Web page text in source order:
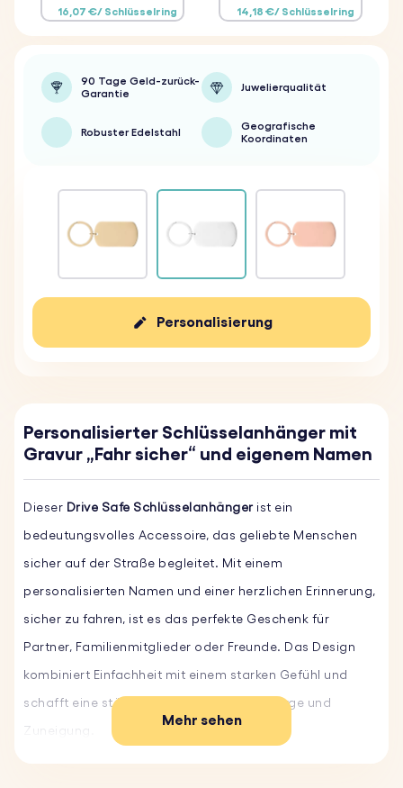
16,07 €/ Schlüsselring 14,18 €/ Schlüsselring
90 Tage Geld-zurück-
Garantie
Juwelierqualität
Robuster Edelstahl
Geografische
Koordinaten
Personalisierung
Personalisierter Schlüsselanhänger mit
Gravur „Fahr sicher“ und eigenem Namen
Dieser Drive Safe Schlüsselanhängerist ein
bedeutungsvolles Accessoire, das geliebte Menschen
sicher auf der Straße begleitet. Mit einem
personalisierten Namen und einer herzlichen Erinnerung,
sicher zu fahren, ist es das perfekte Geschenk für
Partner, Familienmitglieder oder Freunde. Das Design
kombiniert Einfachheit mit einem starken Gefühl und
schafft eine ständige Erinnerung an Fürsorge und
Mehr sehen